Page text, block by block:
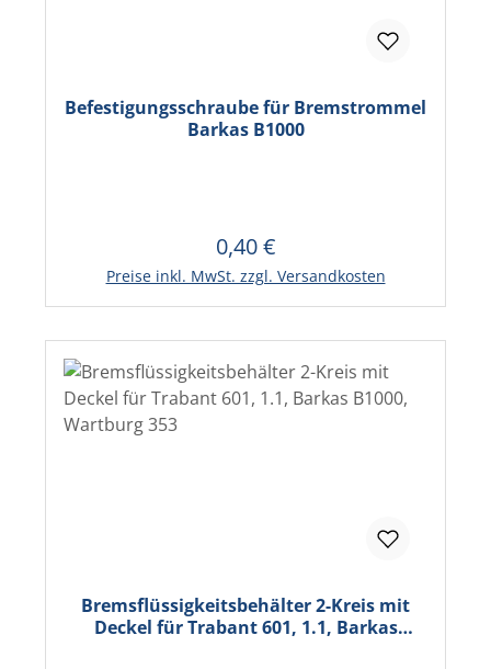
Befestigungsschraube für Bremstrommel
Barkas B1000
Regulärer Preis:
0,40 €
Preise inkl. MwSt. zzgl. Versandkosten
In den Warenkorb
Bremsflüssigkeitsbehälter 2-Kreis mit
Deckel für Trabant 601, 1.1, Barkas